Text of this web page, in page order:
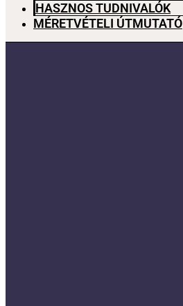
HASZNOS TUDNIVALÓK
MÉRETVÉTELI ÚTMUTATÓ